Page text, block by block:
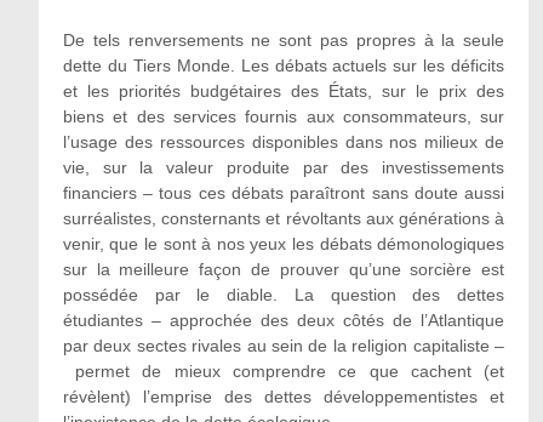
De tels renversements ne sont pas propres à la seule
dette du Tiers Monde. Les débats actuels sur les déficits
et les priorités budgétaires des États, sur le prix des
biens et des services fournis aux consommateurs, sur
l’usage des ressources disponibles dans nos milieux de
vie, sur la valeur produite par des investissements
financiers – tous ces débats paraîtront sans doute aussi
surréalistes, consternants et révoltants aux générations à
venir, que le sont à nos yeux les débats démonologiques
sur la meilleure façon de prouver qu’une sorcière est
possédée par le diable. La question des dettes
étudiantes – approchée des deux côtés de l’Atlantique
par deux sectes rivales au sein de la religion capitaliste –
permet de mieux comprendre ce que cachent (et
révèlent) l’emprise des dettes développementistes et